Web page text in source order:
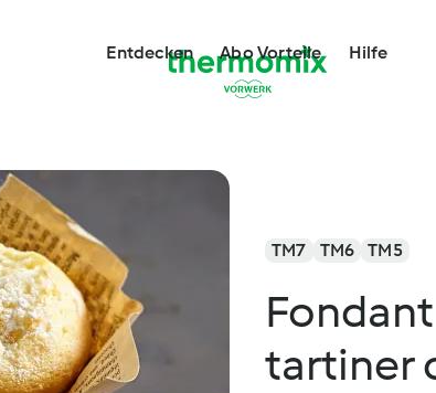
Entdecken Abo Vorteile Hilfe
TM7 TM6 TM5
tartiner